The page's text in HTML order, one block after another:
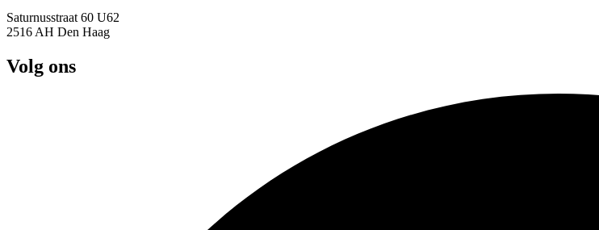
Saturnusstraat 60 U62
2516 AH Den Haag
Volg ons